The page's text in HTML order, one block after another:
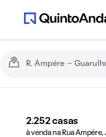
2.252casas
à venda na Rua